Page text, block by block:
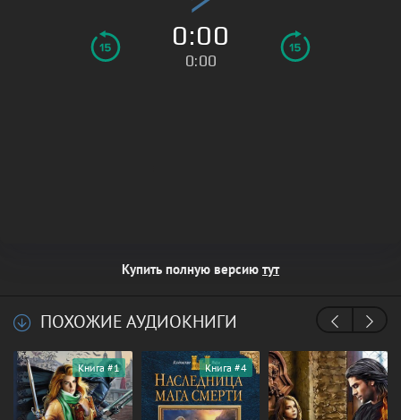
0:00
0:00
Купить полную версию тут
ПОХОЖИЕ АУДИОКНИГИ
Книга #1 Книга #4